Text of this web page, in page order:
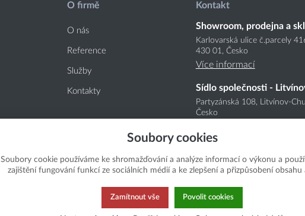
O firmě
O nás
Reference
Služby
Kontakty
Kontakt
Showroom, prodejna a
Karlovarská ulice č.parcely
430 01, Česko
Více informací
Sídlo společnosti -
Partyzánská 108, Litvínov-
Česko
Soubory cookies
Soubory cookie používáme ke shromažďování a analýze informací o výkonu a
zajištění fungování funkcí ze sociálních médií a ke zlepšení a přizpůsobení obsahu
Zamítnout vše Povolit cookies